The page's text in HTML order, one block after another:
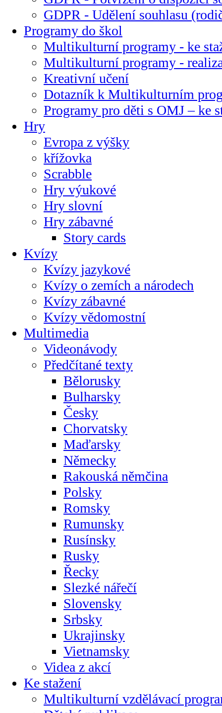
GDPR - Udělení souhlasu
Programy do škol
Multikulturní programy - ke
Multikulturní programy -
Kreativní učení
Dotazník k Multikulturním
Programy pro děti s OMJ – ke
Hry
Evropa z výšky
křížovka
Scrabble
Hry výukové
Hry slovní
Hry zábavné
Story cards
Kvízy
Kvízy jazykové
Kvízy o zemích a národech
Kvízy zábavné
Kvízy vědomostní
Multimedia
Videonávody
Předčítané texty
Bělorusky
Bulharsky
Česky
Chorvatsky
Maďarsky
Německy
Rakouská němčina
Polsky
Romsky
Rumunsky
Rusínsky
Rusky
Řecky
Slezké nářečí
Slovensky
Srbsky
Ukrajinsky
Vietnamsky
Videa z akcí
Ke stažení
Multikulturní vzdělávací